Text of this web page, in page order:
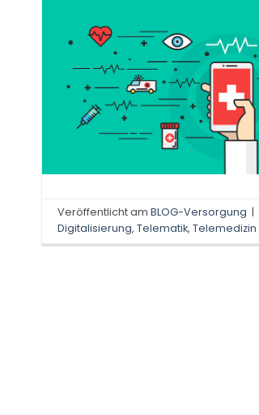
Veröffentlicht amBLOG-Versorgung |
Digitalisierung,Telematik,Telemedizin